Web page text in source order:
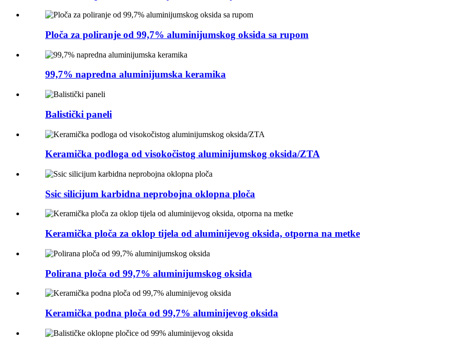
Ploča za poliranje od 99,7% aluminijumskog oksida sa rupom
99,7% napredna aluminijumska keramika
Balistički paneli
Keramička podloga od visokočistog aluminijumskog oksida/ZTA
Ssic silicijum karbidna neprobojna oklopna ploča
Keramička ploča za oklop tijela od aluminijevog oksida, otporna na metke
Polirana ploča od 99,7% aluminijumskog oksida
Keramička podna ploča od 99,7% aluminijevog oksida